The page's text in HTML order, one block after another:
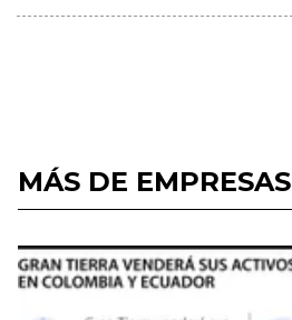
MÁS DE EMPRESAS